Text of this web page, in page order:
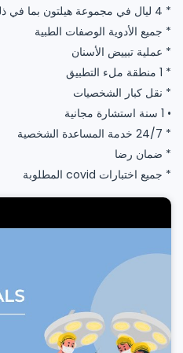
* 4 ليال في مجموعة هيلتون بما في ذلك وجبة الإفطار
* جميع الأدوية الوصفات الطبية
* عملية تبييض الأسنان
* 1 منطقة ملء التطبيق
* نقل كبار الشخصيات
• 1 سنة استشارة مجانية
* 24/7 خدمة المساعدة الشخصية
* ضمان رضا
* جميع اختبارات covid المطلوبة